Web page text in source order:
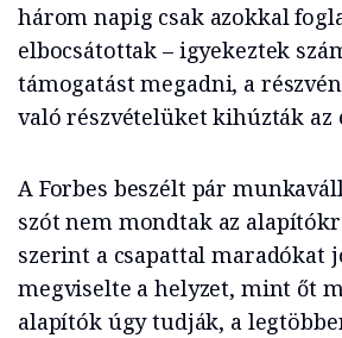
három napig csak azokkal
elbocsátottak – igyekeztek
támogatást megadni, a
való részvételüket kihúzták az
A Forbes beszélt pár
szót nem mondtak az
szerint a csapattal maradókat
megviselte a helyzet, mint őt
alapítók úgy tudják, a